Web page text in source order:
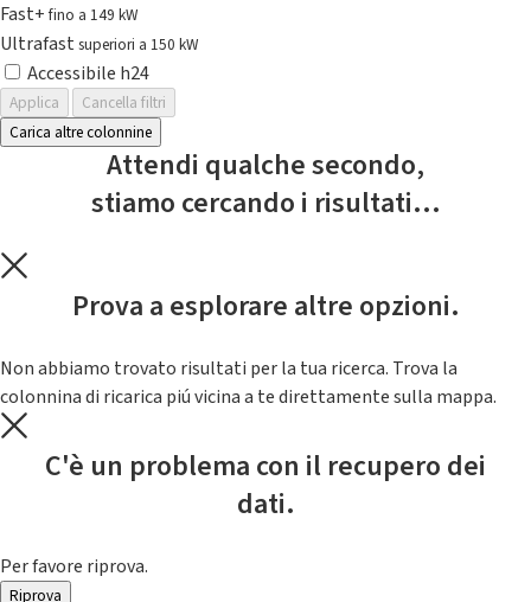
Fast+fino a 149 kW
Ultrafast superiori a 150 kW
Accessibile h24
Applica
Cancella filtri
Carica altre colonnine
Attendi qualche secondo,
stiamo cercando i risultati...
Prova a esplorare altre opzioni.
Non abbiamo trovato risultati per la tua ricerca. Trova la
colonnina di ricarica piú vicina a te direttamente sulla mappa.
C'è un problema con il recupero dei
dati.
Per favore riprova.
Riprova